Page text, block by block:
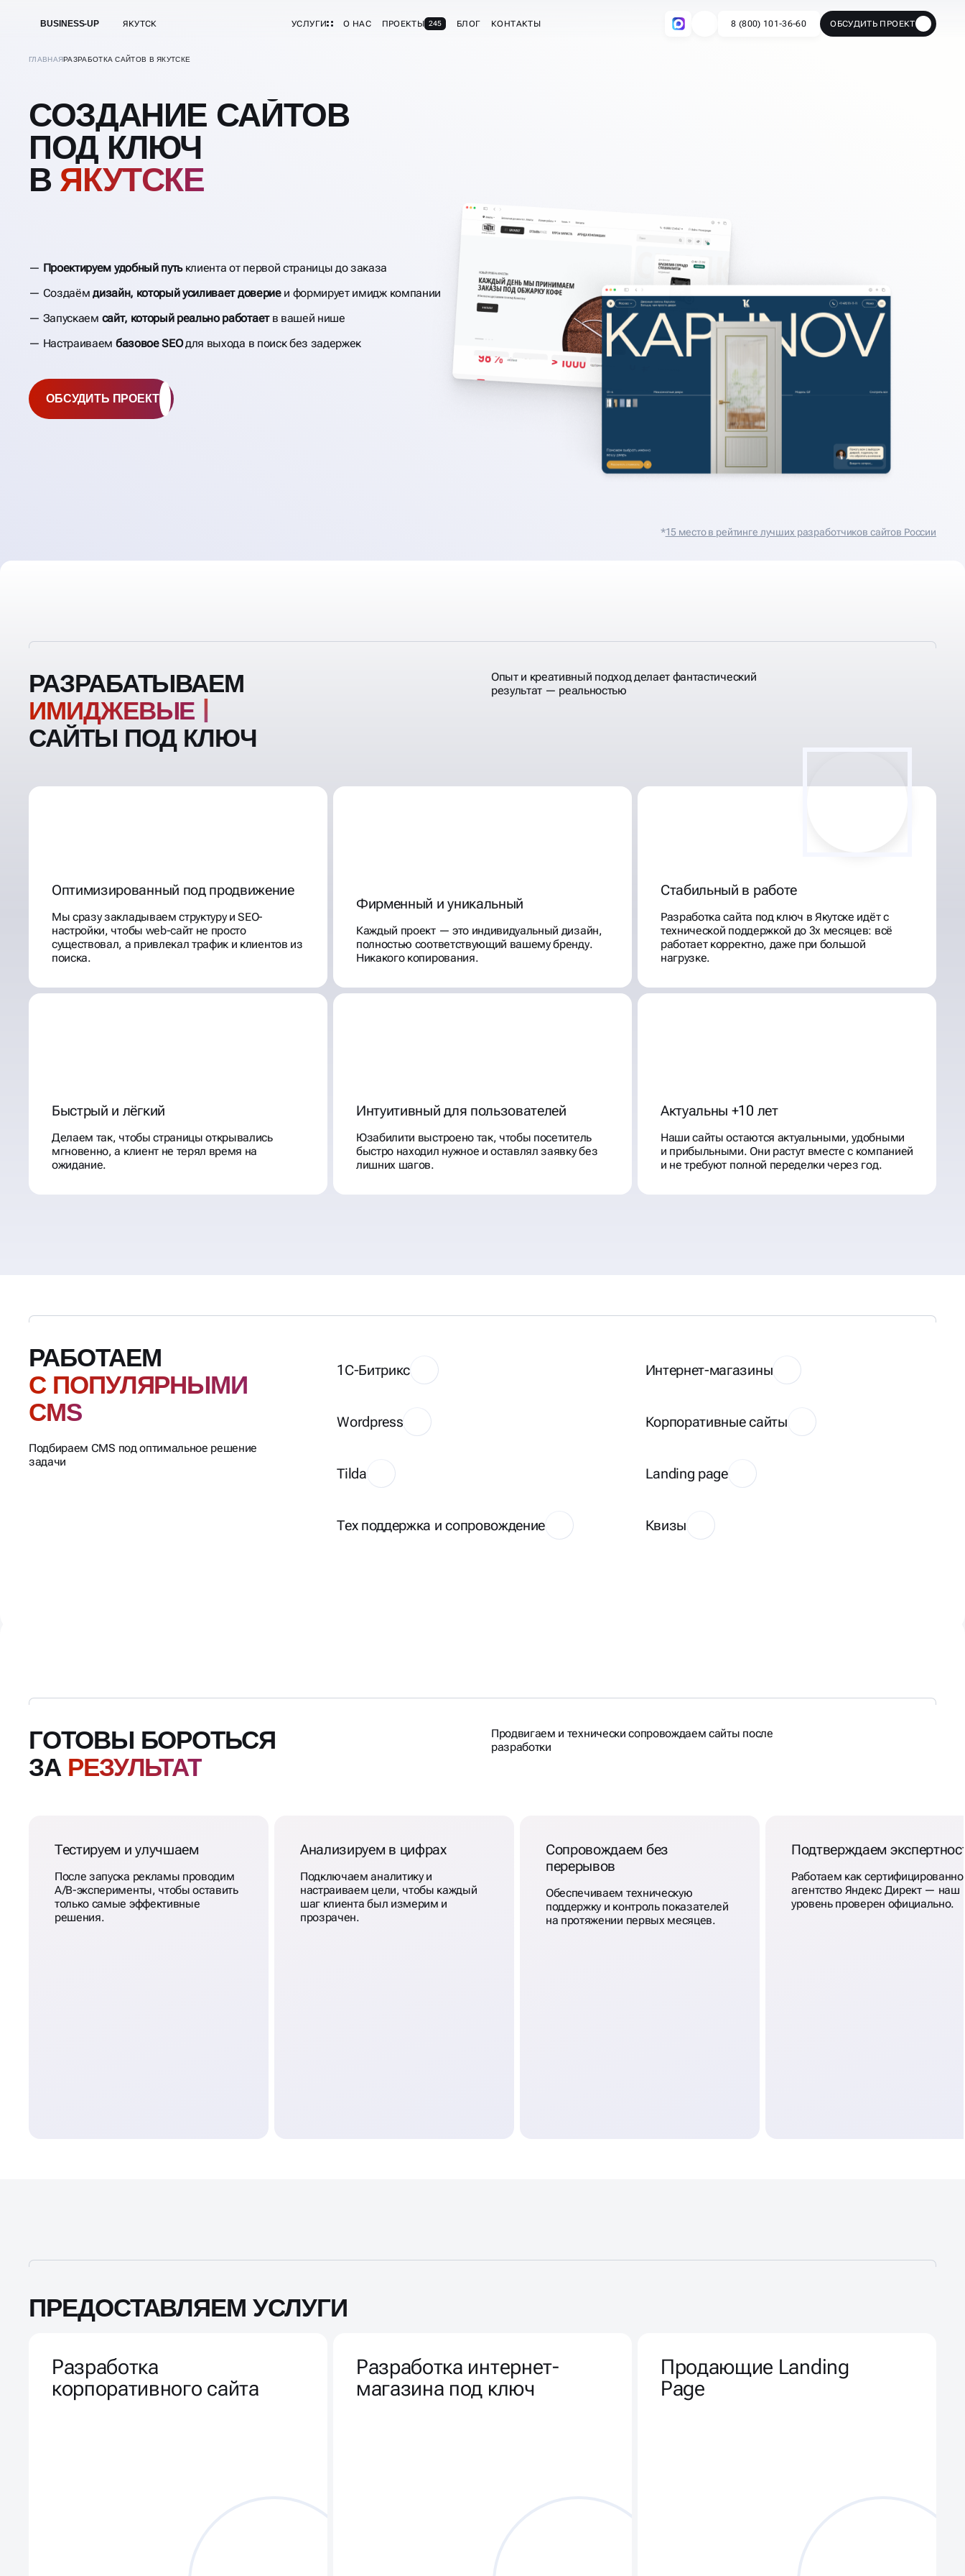
BUSINESS-UP ЯКУТСК УСЛУГИ О НАС ПРОЕКТЫ 245 БЛОГ КОНТАКТЫ 8 (800) 101-36-60 ОБСУДИТЬ ПРОЕКТ
ГЛАВНАЯРАЗРАБОТКА САЙТОВ В ЯКУТСКЕ
СОЗДАНИЕ САЙТОВ
ПОД КЛЮЧ
В ЯКУТСКЕ
Проектируем удобный путьклиента от первой страницы до заказа
Создаёмдизайн, который усиливает довериеи формирует имидж компании
Запускаем сайт, который реально работаетв вашей нише
Настраиваем базовое SEOдля выхода в поиск без задержек
ОБСУДИТЬ ПРОЕКТ
*15 место в рейтинге лучших разработчиков сайтов России
РАЗРАБАТЫВАЕМ
ИМИД
САЙТЫ ПОД КЛЮЧ
Опыт и креативный подход делает фантастический
результат — реальностью
Оптимизированный под продвижение
Мы сразу закладываем структуру и SEO-
настройки, чтобы web-сайт не просто
существовал, а привлекал трафик и клиентов из
поиска.
Фирменный и уникальный
Каждый проект — это индивидуальный дизайн,
полностью соответствующий вашему бренду.
Никакого копирования.
Стабильный в работе
Разработка сайта под ключ в Якутске идёт с
технической поддержкой до 3х месяцев: всё
работает корректно, даже при большой
нагрузке.
Быстрый и лёгкий
Делаем так, чтобы страницы открывались
мгновенно, а клиент не терял время на
ожидание.
Интуитивный для пользователей
Юзабилити выстроено так, чтобы посетитель
быстро находил нужное и оставлял заявку без
лишних шагов.
Актуальны +10 лет
Наши сайты остаются актуальными, удобными
и прибыльными. Они растут вместе с компанией
и не требуют полной переделки через год.
РАБОТАЕМ
С ПОПУЛЯРНЫМИ
CMS
Подбираем CMS под оптимальное решение
задачи
1С-Битрикс Интернет-магазины
Wordpress Корпоративные сайты
Tilda Landing page
Тех поддержка и сопровождение Квизы
ГОТОВЫ БОРОТЬСЯ
ЗА РЕЗУЛЬТАТ
Продвигаем и технически сопровождаем сайты после
разработки
Тестируем и улучшаем
После запуска рекламы проводим
A/B-эксперименты, чтобы оставить
только самые эффективные
решения.
Анализируем в цифрах
Подключаем аналитику и
настраиваем цели, чтобы каждый
шаг клиента был измерим и
прозрачен.
Сопровождаем без
перерывов
Обеспечиваем техническую
поддержку и контроль показателей
на протяжении первых месяцев.
Подтверждаем
Работаем как
агентство Яндекс Директ — наш
уровень проверен официально.
ПРЕДОСТАВЛЯЕМ УСЛУГИ
Разработка
корпоративного сайта
Разработка интернет-
магазина под ключ
Продающие Landing
Page